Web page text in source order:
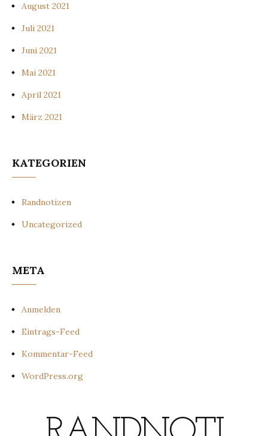
August 2021
Juli 2021
Juni 2021
Mai 2021
April 2021
März 2021
KATEGORIEN
Randnotizen
Uncategorized
META
Anmelden
Eintrags-Feed
Kommentar-Feed
WordPress.org